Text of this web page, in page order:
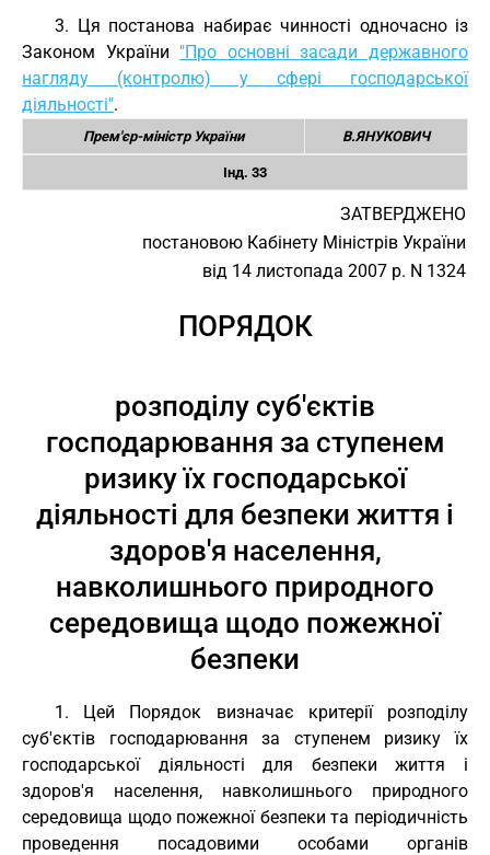
3. Ця постанова набирає чинності одночасно із
Законом України "Про основні засади державного
нагляду (контролю) у сфері господарської
діяльності".
Прем'єр-міністр України В.ЯНУКОВИЧ
Інд. 33
ЗАТВЕРДЖЕНО
постановою Кабінету Міністрів України
від 14 листопада 2007 р. N 1324
ПОРЯДОК
розподілу суб'єктів
господарювання за ступенем
ризику їх господарської
діяльності для безпеки життя і
здоров'я населення,
навколишнього природного
середовища щодо пожежної
безпеки
1. Цей Порядок визначає критерії розподілу
суб'єктів господарювання за ступенем ризику їх
господарської діяльності для безпеки життя і
здоров'я населення, навколишнього природного
середовища щодо пожежної безпеки та періодичність
проведення посадовими особами органів